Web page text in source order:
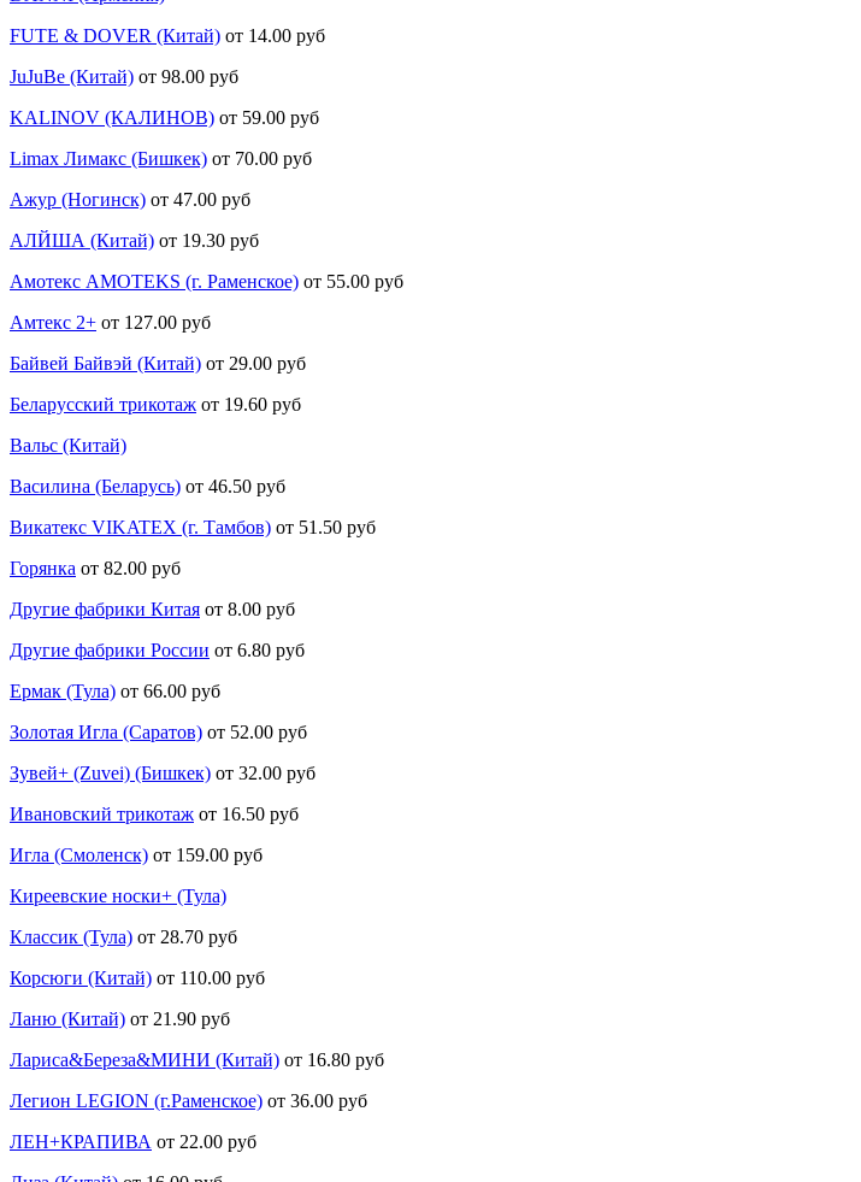
FUTE & DOVER (Китай) от 14.00 руб
JuJuBe (Китай) от 98.00 руб
KALINOV (КАЛИНОВ) от 59.00 руб
Limax Лимакс (Бишкек) от 70.00 руб
Ажур (Ногинск) от 47.00 руб
АЛЙША (Китай) от 19.30 руб
Амотекс AMOTEKS (г. Раменское) от 55.00 руб
Амтекс 2+ от 127.00 руб
Байвей Байвэй (Китай) от 29.00 руб
Беларусский трикотаж от 19.60 руб
Вальс (Китай)
Василина (Беларусь) от 46.50 руб
Викатекс VIKATEX (г. Тамбов) от 51.50 руб
Горянка от 82.00 руб
Другие фабрики Китая от 8.00 руб
Другие фабрики России от 6.80 руб
Ермак (Тула) от 66.00 руб
Золотая Игла (Саратов) от 52.00 руб
Зувей+ (Zuvei) (Бишкек) от 32.00 руб
Ивановский трикотаж от 16.50 руб
Игла (Смоленск) от 159.00 руб
Киреевские носки+ (Тула)
Классик (Тула) от 28.70 руб
Корсюги (Китай) от 110.00 руб
Ланю (Китай) от 21.90 руб
Лариса&Береза&МИНИ (Китай) от 16.80 руб
Легион LEGION (г.Раменское) от 36.00 руб
ЛЕН+КРАПИВА от 22.00 руб